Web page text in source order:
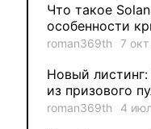
Evgeniy 3
aleksandr-es 2
Что такое
особенности
roman369th 7
Новый листинг:
из призового
roman369th 4